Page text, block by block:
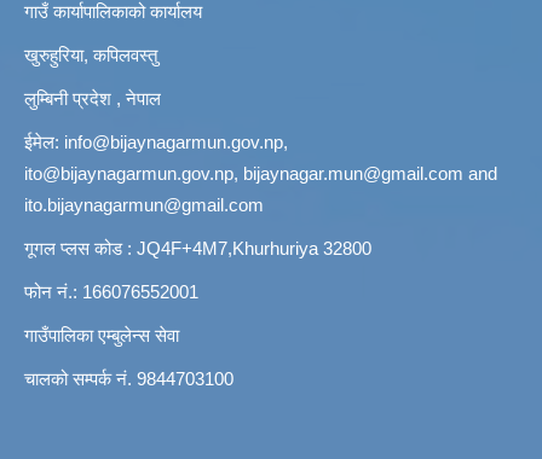
गाउँ कार्यापालिकाको कार्यालय
खुरुहुरिया, कपिलवस्तु
लुम्बिनी प्रदेश , नेपाल
ईमेल: info@bijaynagarmun.gov.np,
ito@bijaynagarmun.gov.np, bijaynagar.mun@gmail.com and
ito.bijaynagarmun@gmail.com
गूगल प्लस कोड : JQ4F+4M7,Khurhuriya 32800
फोन नं.: 166076552001
गाउँपालिका एम्बुलेन्स सेवा
चालको सम्पर्क नं. 9844703100